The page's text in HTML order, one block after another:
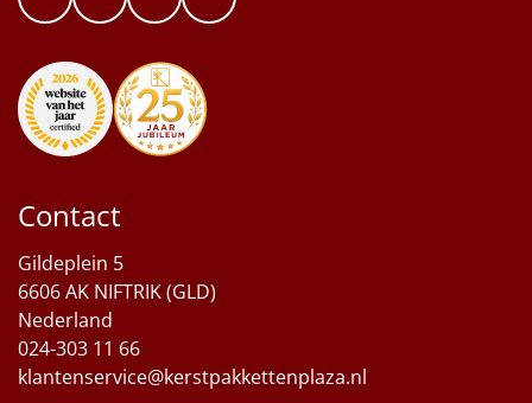
Contact
Gildeplein 5
6606 AK NIFTRIK (GLD)
Nederland
024-303 11 66
klantenservice@kerstpakkettenplaza.nl